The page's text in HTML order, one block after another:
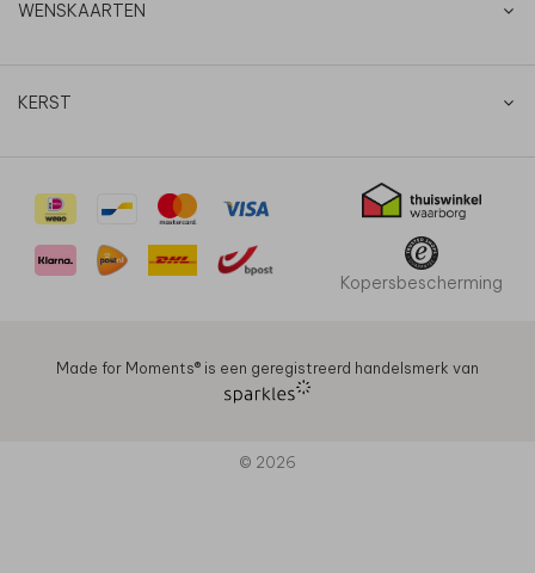
WENSKAARTEN
KERST
Kopersbescherming
Made for Moments®️ is een geregistreerd handelsmerk van
© 2026